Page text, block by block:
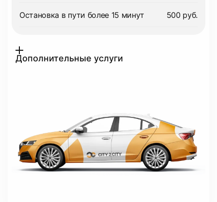
Остановка в пути более 15 минут 500 руб.
Дополнительные услуги